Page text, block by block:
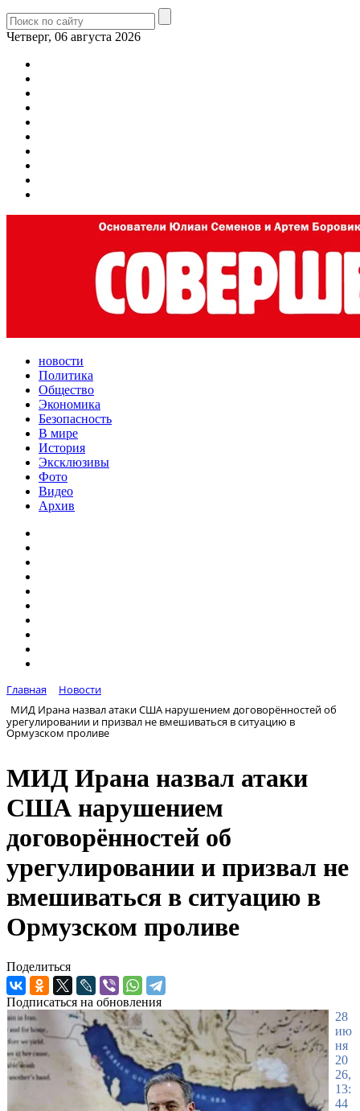
Четверг, 06 августа 2026
новости
Политика
Общество
Экономика
Безопасность
В мире
История
Эксклюзивы
Фото
Видео
Архив
Главная
Новости
МИД Ирана назвал атаки США нарушением договорённостей об
урегулировании и призвал не вмешиваться в ситуацию в
Ормузском проливе
МИД Ирана назвал атаки
США нарушением
договорённостей об
урегулировании и призвал не
вмешиваться в ситуацию в
Ормузском проливе
Поделиться
Подписаться на обновления
28
ию
ня
20
26,
13:
44